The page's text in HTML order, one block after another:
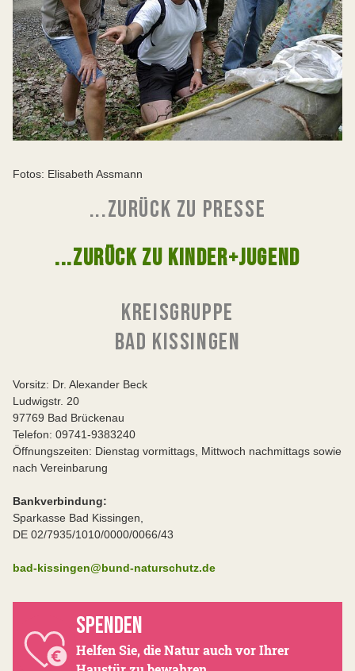
Fotos: Elisabeth Assmann
...ZURÜCK ZU PRESSE
...ZURÜCK ZU KINDER+JUGEND
KREISGRUPPE
BAD KISSINGEN
Vorsitz: Dr. Alexander Beck
Ludwigstr. 20
97769 Bad Brückenau
Telefon: 09741-9383240
Öffnungszeiten: Dienstag vormittags, Mittwoch nachmittags sowie
nach Vereinbarung
Bankverbindung:
Sparkasse Bad Kissingen,
DE 02/7935/1010/0000/0066/43
bad-kissingen@bund-naturschutz.de
SPENDEN
Helfen Sie, die Natur auch vor Ihrer